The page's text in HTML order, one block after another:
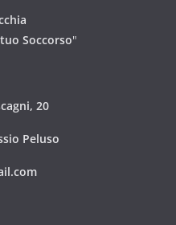
Soccorso"
20
Peluso